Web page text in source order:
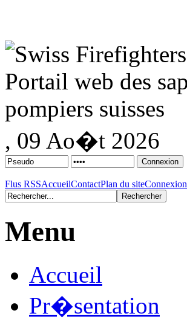
, 09 Ao�t 2026
Flus RSSAccueilContactPlan du siteConnexion
Menu
Accueil
Pr�sentation